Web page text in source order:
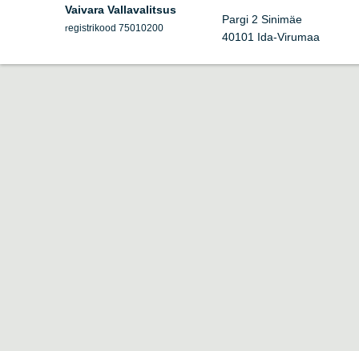
Vaivara Vallavalitsus
registrikood 75010200
Pargi 2 Sinimäe
40101 Ida-Virumaa